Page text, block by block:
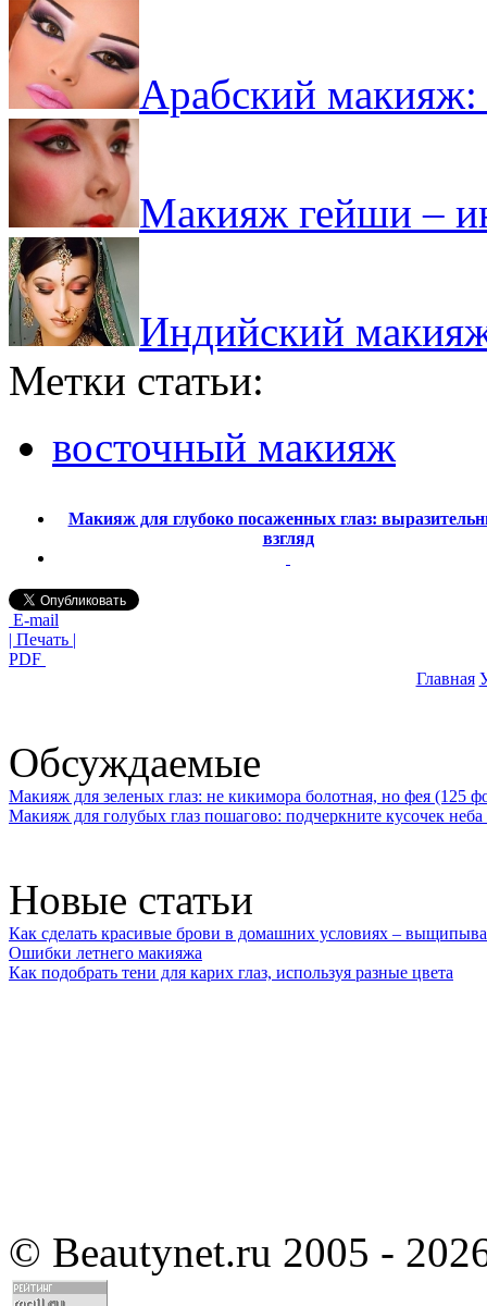
Арабский
Макияж гейши –
Индийский
Метки статьи:
восточный макияж
Макияж для глубоко посаженных глаз:
взгляд
E-mail
| Печать |
PDF
Главная
Обсуждаемые
Макияж для зеленых глаз: не кикимора болотная, но фея (125
Макияж для голубых глаз пошагово: подчеркните кусочек
Новые статьи
Как сделать красивые брови в домашних условиях –
Ошибки летнего макияжа
Как подобрать тени для карих глаз, используя разные цвета
© Beautynet.ru 2005 -